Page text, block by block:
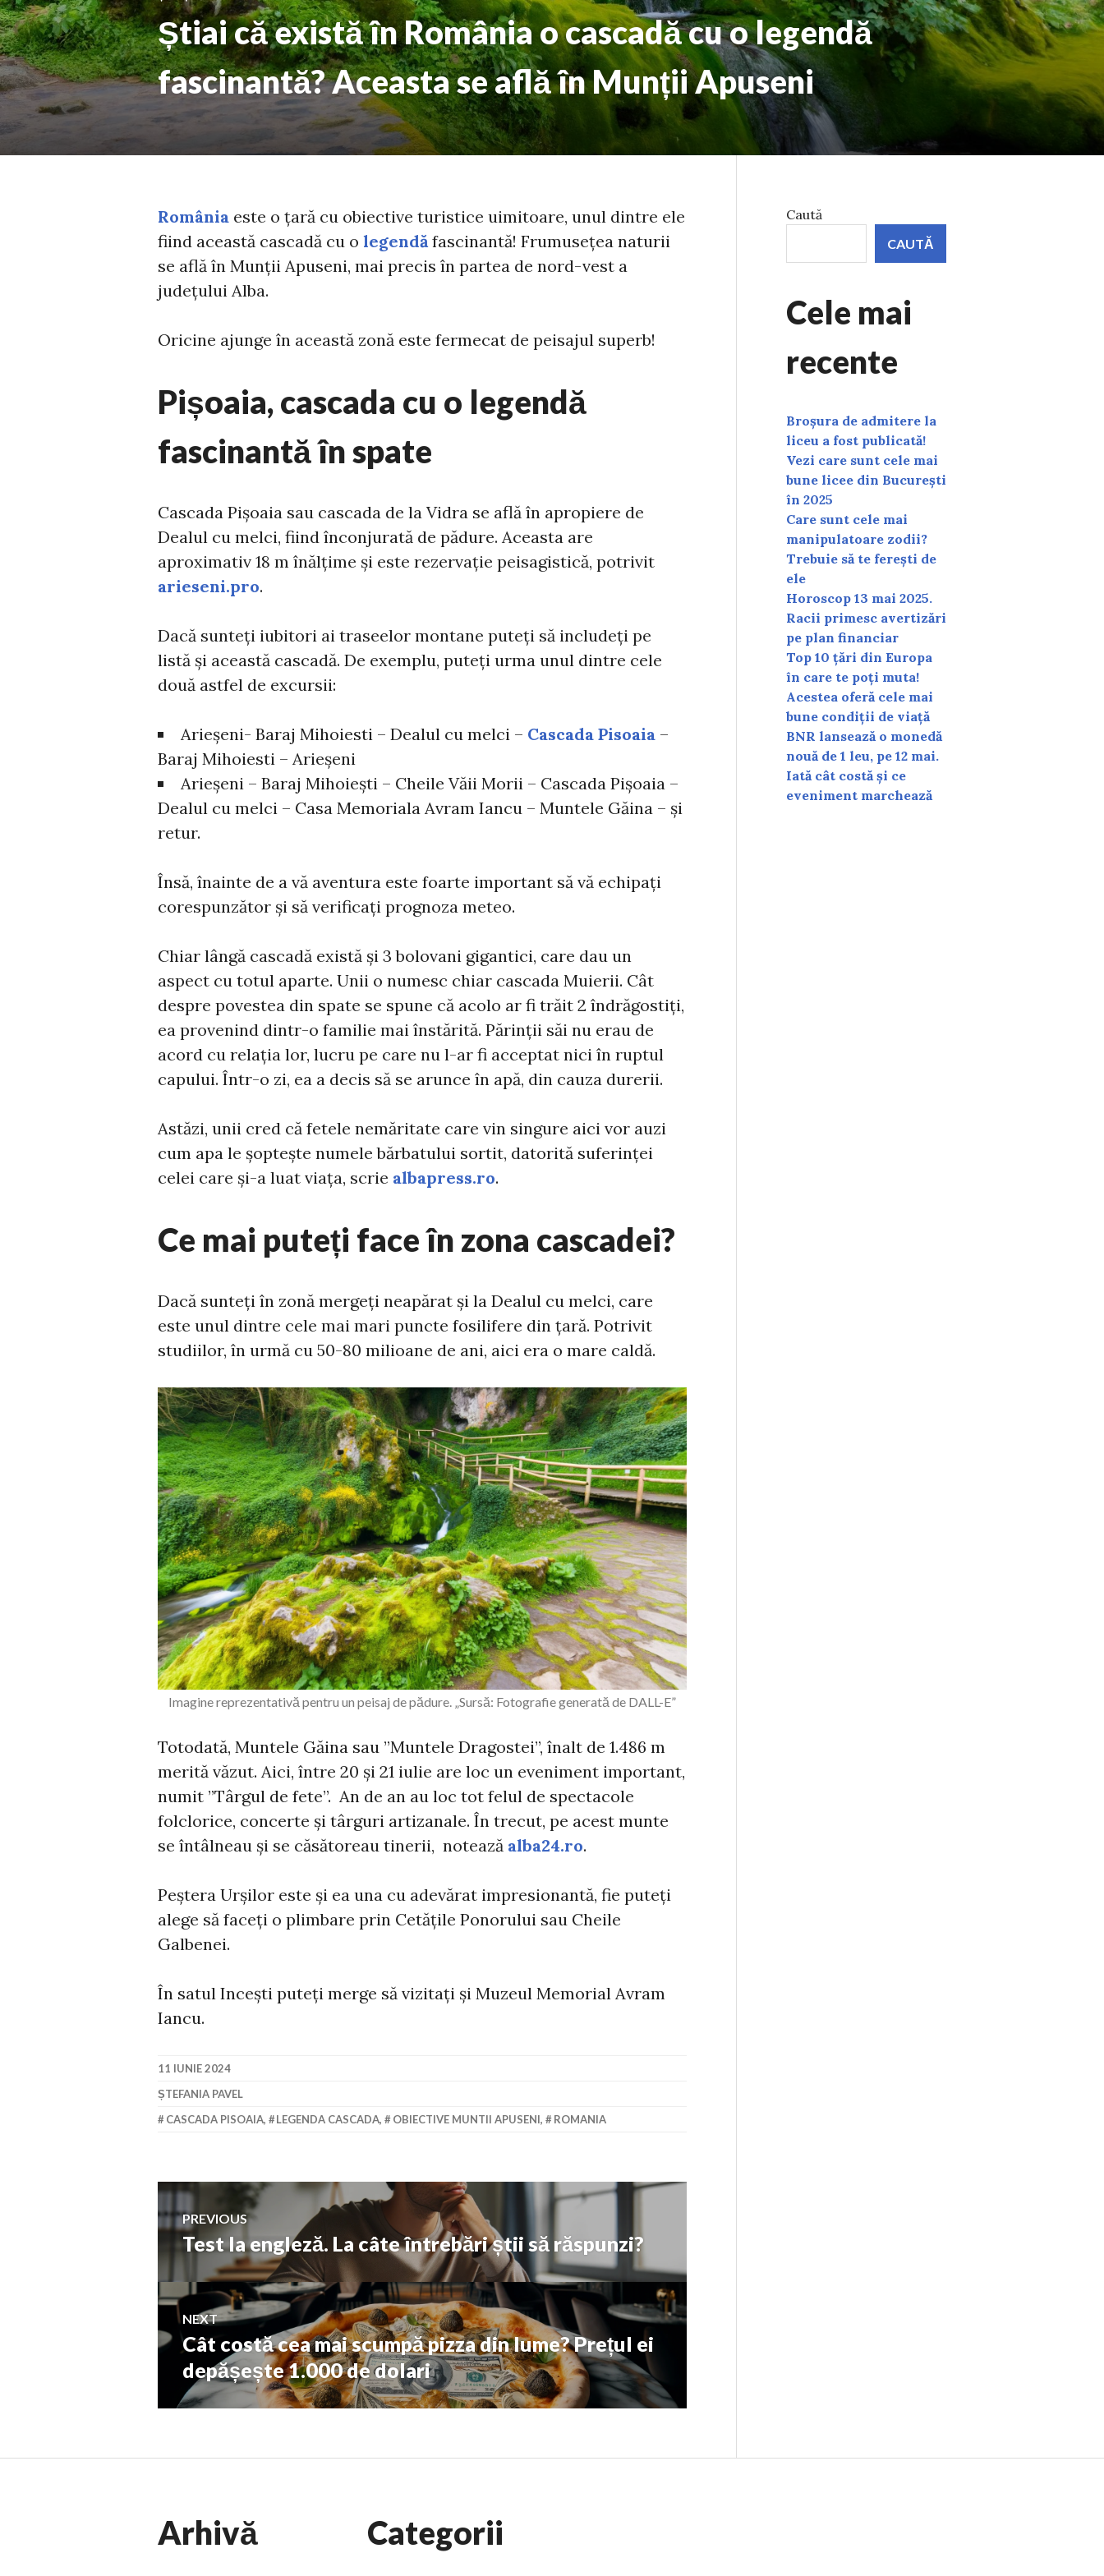
Știai că există în România o cascadă cu o legendă
fascinantă? Aceasta se află în Munții Apuseni
România este o țară cu obiective turistice uimitoare, unul dintre ele
fiind această cascadă cu o legendăfascinantă! Frumusețea naturii
se află în Munții Apuseni, mai precis în partea de nord-vest a
județului Alba.
Oricine ajunge în această zonă este fermecat de peisajul superb!
Pișoaia, cascada cu o legendă
fascinantă în spate
Cascada Pișoaia sau cascada de la Vidra se află în apropiere de
Dealul cu melci, fiind înconjurată de pădure. Aceasta are
aproximativ 18 m înălțime și este rezervație peisagistică, potrivit
arieseni.pro.
Dacă sunteți iubitori ai traseelor montane puteți să includeți pe
listă și această cascadă. De exemplu, puteți urma unul dintre cele
două astfel de excursii:
Arieșeni- Baraj Mihoiesti – Dealul cu melci – Cascada Pisoaia –
Baraj Mihoiesti – Arieșeni
Arieșeni – Baraj Mihoiești – Cheile Văii Morii – Cascada Pișoaia –
Dealul cu melci – Casa Memoriala Avram Iancu – Muntele Găina – și
retur.
Însă, înainte de a vă aventura este foarte important să vă echipați
corespunzător și să verificați prognoza meteo.
Chiar lângă cascadă există și 3 bolovani gigantici, care dau un
aspect cu totul aparte. Unii o numesc chiar cascada Muierii. Cât
despre povestea din spate se spune că acolo ar fi trăit 2 îndrăgostiți,
ea provenind dintr-o familie mai înstărită. Părinții săi nu erau de
acord cu relația lor, lucru pe care nu l-ar fi acceptat nici în ruptul
capului. Într-o zi, ea a decis să se arunce în apă, din cauza durerii.
Astăzi, unii cred că fetele nemăritate care vin singure aici vor auzi
cum apa le șoptește numele bărbatului sortit, datorită suferinței
celei care și-a luat viața, scrie albapress.ro.
Ce mai puteți face în zona cascadei?
Dacă sunteți în zonă mergeți neapărat și la Dealul cu melci, care
este unul dintre cele mai mari puncte fosilifere din țară. Potrivit
studiilor, în urmă cu 50-80 milioane de ani, aici era o mare caldă.
Imagine reprezentativă pentru un peisaj de pădure. „Sursă: Fotografie generată de DALL-E”
Totodată, Muntele Găina sau ”Muntele Dragostei”, înalt de 1.486 m
merită văzut. Aici, între 20 și 21 iulie are loc un eveniment important,
numit ”Târgul de fete”. An de an au loc tot felul de spectacole
folclorice, concerte și târguri artizanale. În trecut, pe acest munte
se întâlneau și se căsătoreau tinerii, notează alba24.ro.
Peștera Urșilor este și ea una cu adevărat impresionantă, fie puteți
alege să faceți o plimbare prin Cetățile Ponorului sau Cheile
Galbenei.
În satul Incești puteți merge să vizitați și Muzeul Memorial Avram
Iancu.
11 IUNIE 2024
ȘTEFANIA PAVEL
CASCADA PISOAIA, LEGENDA CASCADA, OBIECTIVE MUNTII APUSENI, ROMANIA
Navigare
în
articole
PREVIOUS
Previous
post:
Test la engleză. La câte întrebări știi să răspunzi?
NEXT
Next
post:
Cât costă cea mai scumpă pizza din lume? Prețul ei
depășește 1.000 de dolari
Caută
CAUTĂ
Cele mai
recente
Broșura de admitere la
liceu a fost publicată!
Vezi care sunt cele mai
bune licee din București
în 2025
Care sunt cele mai
manipulatoare zodii?
Trebuie să te ferești de
ele
Horoscop 13 mai 2025.
Racii primesc avertizări
pe plan financiar
Top 10 țări din Europa
în care te poți muta!
Acestea oferă cele mai
bune condiții de viață
BNR lansează o monedă
nouă de 1 leu, pe 12 mai.
Iată cât costă și ce
eveniment marchează
Arhivă Categorii